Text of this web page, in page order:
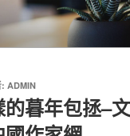
ADMIN
暮年包拯–